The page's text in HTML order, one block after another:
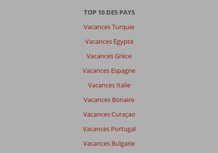
TOP 10 DES PAYS
Vacances Turquie
Vacances Egypte
Vacances Grèce
Vacances Espagne
Vacances Italie
Vacances Bonaire
Vacances Curaçao
Vacances Portugal
Vacances Bulgarie